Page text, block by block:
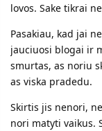
lovos. Sake tikrai
Pasakiau, kad jai
jauciuosi blogai ir
smurtas, as noriu
as viska pradedu.
Skirtis jis nenori,
nori matyti vaikus.